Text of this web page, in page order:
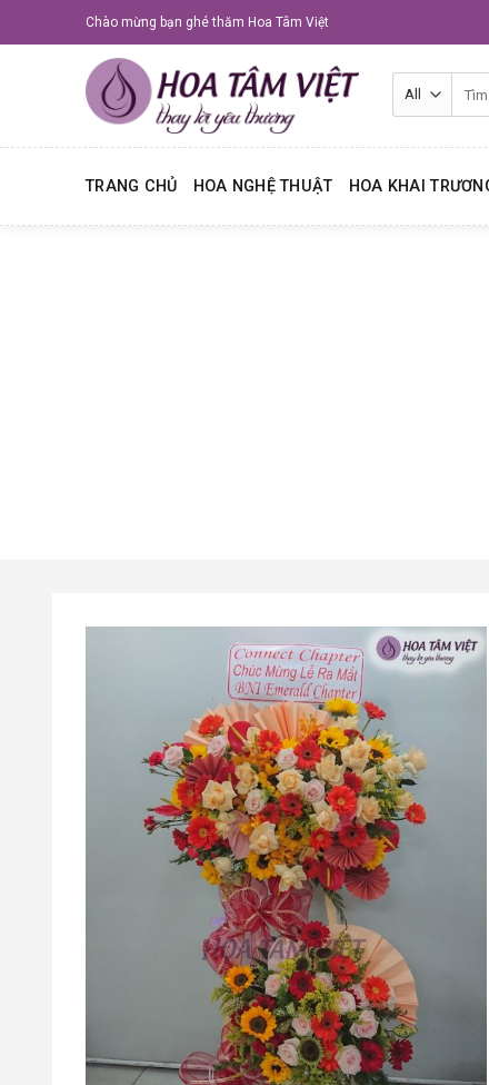
to
Chào mừng bạn ghé thăm Hoa Tâm Việt
Tìm
TRANG CHỦ HOA NGHỆ THUẬT HOA KHAI